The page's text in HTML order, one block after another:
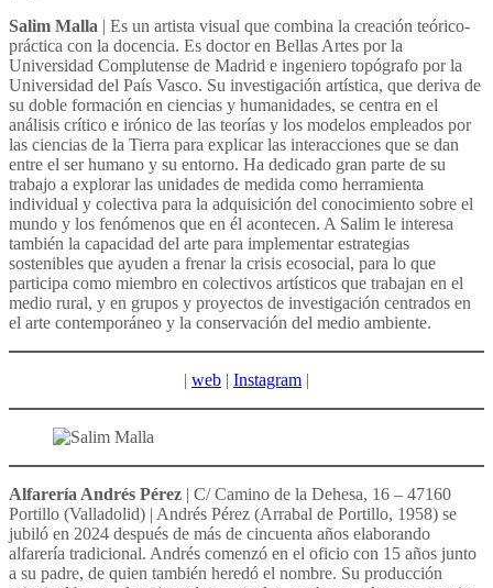
Salim Malla | Es un artista visual que combina la creación teórico-
práctica con la docencia. Es doctor en Bellas Artes por la
Universidad Complutense de Madrid e ingeniero topógrafo por la
Universidad del País Vasco. Su investigación artística, que deriva de
su doble formación en ciencias y humanidades, se centra en el
análisis crítico e irónico de las teorías y los modelos empleados por
las ciencias de la Tierra para explicar las interacciones que se dan
entre el ser humano y su entorno. Ha dedicado gran parte de su
trabajo a explorar las unidades de medida como herramienta
individual y colectiva para la adquisición del conocimiento sobre el
mundo y los fenómenos que en él acontecen. A Salim le interesa
también la capacidad del arte para implementar estrategias
sostenibles que ayuden a frenar la crisis ecosocial, para lo que
participa como miembro en colectivos artísticos que trabajan en el
medio rural, y en grupos y proyectos de investigación centrados en
el arte contemporáneo y la conservación del medio ambiente.
web Instagram
Alfarería Andrés Pérez | C/ Camino de la Dehesa, 16 – 47160
Portillo (Valladolid) | Andrés Pérez (Arrabal de Portillo, 1958) se
jubiló en 2024 después de más de cincuenta años elaborando
alfarería tradicional. Andrés comenzó en el oficio con 15 años junto
a su padre, de quien también heredó el nombre. Su producción